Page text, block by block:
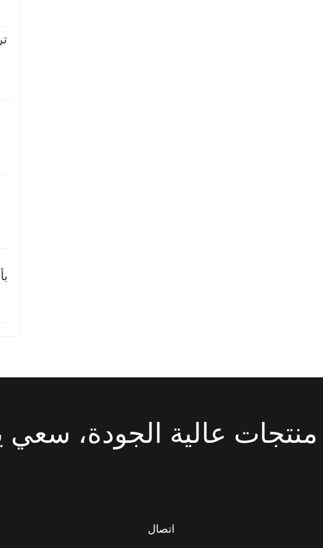
منتجات عالية الجودة، سعي
اتصال